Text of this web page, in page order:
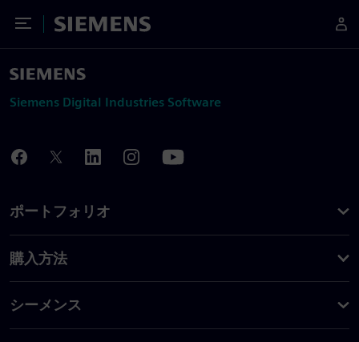
Toggle Menu
Siemens
Siemens Digital Industries Software
ポートフォリオ
購入方法
シーメンス